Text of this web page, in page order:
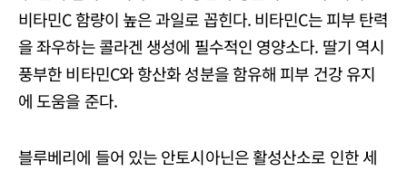
비타민C 함량이 높은 과일로 꼽힌다. 비타민C는 피부 탄력
을 좌우하는 콜라겐 생성에 필수적인 영양소다. 딸기 역시
풍부한 비타민C와 항산화 성분을 함유해 피부 건강 유지
에 도움을 준다.
블루베리에 들어 있는 안토시아닌은 활성산소로 인한 세